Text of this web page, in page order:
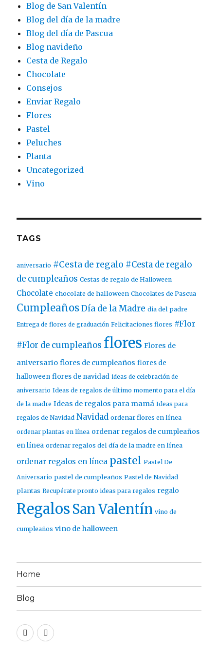
Blog de San Valentín
Blog del día de la madre
Blog del día de Pascua
Blog navideño
Cesta de Regalo
Chocolate
Consejos
Enviar Regalo
Flores
Pastel
Peluches
Planta
Uncategorized
Vino
TAGS
aniversario #Cesta de regalo #Cesta de regalo
de cumpleaños Cestas de regalo de Halloween
Chocolate chocolate de halloween Chocolates de Pascua
Cumpleaños Día de la Madre dia del padre
Entrega de flores de graduación Felicitaciones flores #Flor
#Flor de cumpleaños flores Flores de
aniversario flores de cumpleaños flores de
halloween flores de navidad ideas de celebración de
aniversario Ideas de regalos de último momento para el día
de la madre Ideas de regalos para mamá Ideas para
regalos de Navidad Navidad ordenar flores en línea
ordenar plantas en línea ordenar regalos de cumpleaños
en línea ordenar regalos del día de la madre en línea
ordenar regalos en línea pastel Pastel De
Aniversario pastel de cumpleaños Pastel de Navidad
plantas Recupérate pronto ideas para regalos regalo
Regalos San Valentín vino de
cumpleaños vino de halloween
Home
Blog
TwitterFacebook